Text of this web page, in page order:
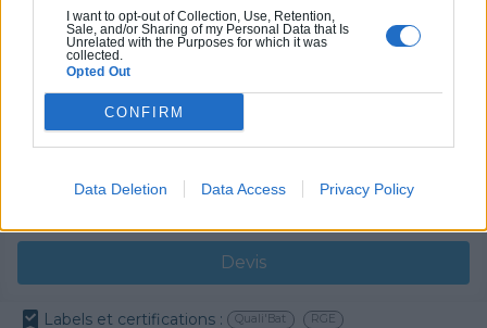
I want to opt-out of Collection, Use, Retention,
Sale, and/or Sharing of my Personal Data that Is
Unrelated with the Purposes for which it was
collected.
Opted Out
CONFIRM
Data Deletion Data Access Privacy Policy
Activités :Salle de bain, Couverture tuiles / petits éléments, Isolation thermique des murs intérieurs, Gros œuvre, Plâtre traditionnel, Chauffage Fioul, Bétons cirés
Devis
Labels et certifications : Quali'Bat RGE